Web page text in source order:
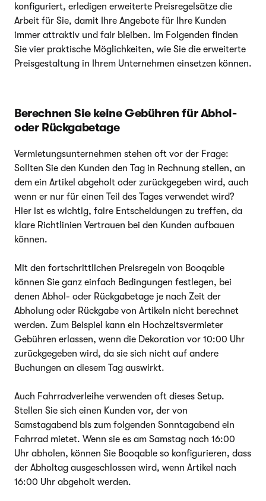
konfiguriert, erledigen erweiterte Preisregelsätze die
Arbeit für Sie, damit Ihre Angebote für Ihre Kunden
immer attraktiv und fair bleiben. Im Folgenden finden
Sie vier praktische Möglichkeiten, wie Sie die erweiterte
Preisgestaltung in Ihrem Unternehmen einsetzen können.
Berechnen Sie keine Gebühren für Abhol-
oder Rückgabetage
Vermietungsunternehmen stehen oft vor der Frage:
Sollten Sie den Kunden den Tag in Rechnung stellen, an
dem ein Artikel abgeholt oder zurückgegeben wird, auch
wenn er nur für einen Teil des Tages verwendet wird?
Hier ist es wichtig, faire Entscheidungen zu treffen, da
klare Richtlinien Vertrauen bei den Kunden aufbauen
können.
Mit den fortschrittlichen Preisregeln von Booqable
können Sie ganz einfach Bedingungen festlegen, bei
denen Abhol- oder Rückgabetage je nach Zeit der
Abholung oder Rückgabe von Artikeln nicht berechnet
werden. Zum Beispiel kann ein Hochzeitsvermieter
Gebühren erlassen, wenn die Dekoration vor 10:00 Uhr
zurückgegeben wird, da sie sich nicht auf andere
Buchungen an diesem Tag auswirkt.
Auch Fahrradverleihe verwenden oft dieses Setup.
Stellen Sie sich einen Kunden vor, der von
Samstagabend bis zum folgenden Sonntagabend ein
Fahrrad mietet. Wenn sie es am Samstag nach 16:00
Uhr abholen, können Sie Booqable so konfigurieren, dass
der Abholtag ausgeschlossen wird, wenn Artikel nach
16:00 Uhr abgeholt werden.